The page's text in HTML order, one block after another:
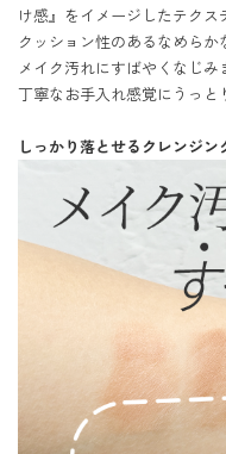
け感』をイメージしたテクス
クッション性のあるなめら
メイク汚れにすばやくなじ
丁寧なお手入れ感覚にうっ
しっかり落とせるクレンジン